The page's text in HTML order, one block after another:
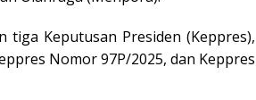
tiga Keputusan Presiden (Keppres),
Nomor 97P/2025, dan Keppres